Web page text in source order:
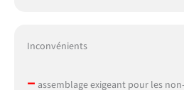
Inconvénients
– assemblage exigeant pour les